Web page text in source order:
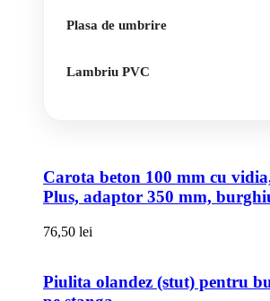
Plasa de umbrire
Lambriu PVC
Carota beton 100 mm cu
Plus, adaptor 350 mm,
76,50 lei
Piulita olandez (stut) pentru